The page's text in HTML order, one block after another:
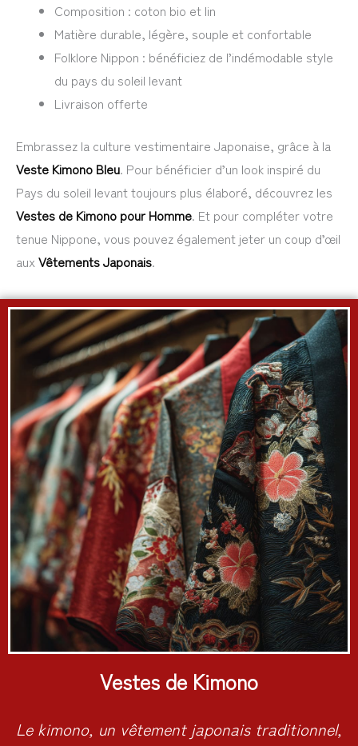
Composition : coton bio et lin
Matière durable, légère, souple et confortable
Folklore Nippon : bénéficiez de l’indémodable style
du pays du soleil levant
Livraison offerte
Embrassez la culture vestimentaire Japonaise, grâce à la
Veste Kimono Bleu. Pour bénéficier d’un look inspiré du
Pays du soleil levant toujours plus élaboré, découvrez les
Vestes de Kimono pour Homme. Et pour compléter votre
tenue Nippone, vous pouvez également jeter un coup d’œil
auxVêtements Japonais.
Vestes de Kimono
Le kimono, un vêtement japonais traditionnel,